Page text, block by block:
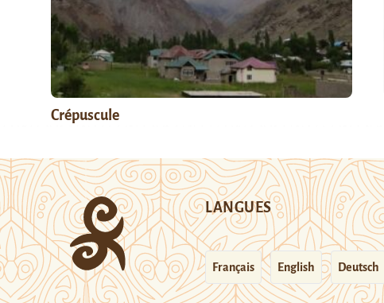
Crépuscule
LANGUES
Français English Deutsch